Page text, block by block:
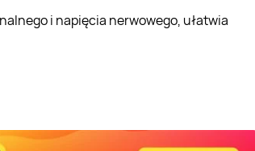
i napięcia nerwowego, ułatwia